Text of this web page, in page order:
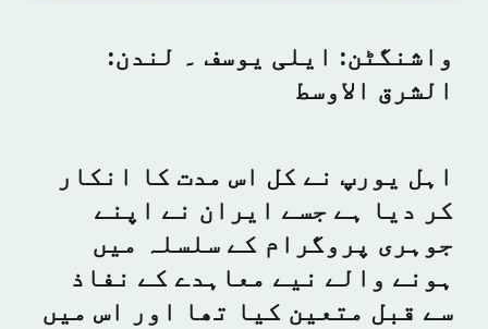
واشنگٹن: ایلی یوسف ۔ لندن:
الشرق الاوسط
اہل یورپ نے کل اس مدت کا انکار
کر دیا ہے جسے ایران نے اپنے
جوہری پروگرام کے سلسلہ میں
ہونے والے نیے معاہدے کے نفاذ
سے قبل متعین کیا تھا اور اس میں